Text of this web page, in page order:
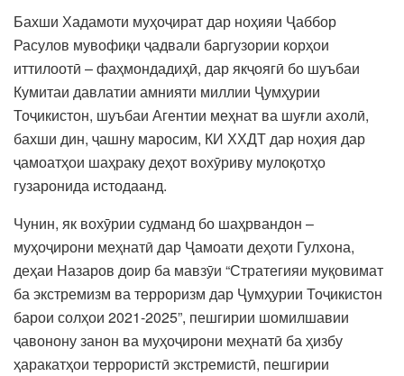
Бахши Хадамоти муҳоҷират дар ноҳияи Ҷаббор
Расулов мувофиқи ҷадвали баргузории корҳои
иттилоотӣ – фаҳмондадиҳӣ, дар якҷоягӣ бо шуъбаи
Кумитаи давлатии амнияти миллии Ҷумҳурии
Тоҷикистон, шуъбаи Агентии меҳнат ва шуғли ахолӣ,
бахши дин, ҷашну маросим, КИ ХХДТ дар ноҳия дар
ҷамоатҳои шаҳраку деҳот вохӯриву мулоқотҳо
гузаронида истодаанд.
Чунин, як вохӯрии судманд бо шаҳрвандон –
муҳоҷирони меҳнатӣ дар Ҷамоати деҳоти Гулхона,
деҳаи Назаров доир ба мавзӯи “Стратегияи муқовимат
ба экстремизм ва терроризм дар Ҷумҳурии Тоҷикистон
барои солҳои 2021-2025”, пешгирии шомилшавии
ҷавонону занон ва муҳоҷирони меҳнатӣ ба ҳизбу
ҳаракатҳои террористӣ экстремистӣ, пешгирии